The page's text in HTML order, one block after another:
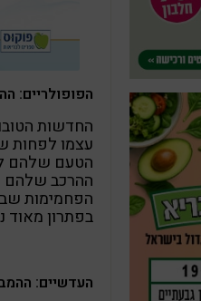
הפופולריים:
החדשות
עצמו לפחות
הטעם שלהם
ההרכב שלהם
הפחמימות
בפתרון מאוד
העדשיים: